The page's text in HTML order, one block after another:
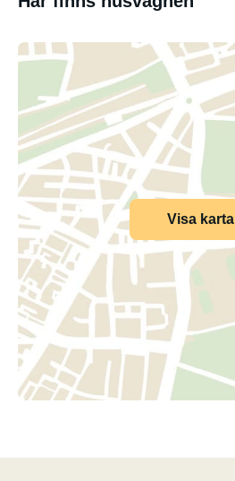
Visa karta